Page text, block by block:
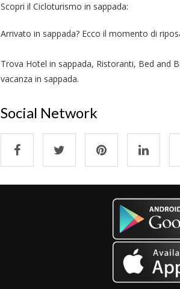
Scopri il Cicloturismo in sappada:
Arrivato in sappada? Ecco il momento di
Trova Hotel in sappada, Ristoranti, Bed and
vacanza in sappada.
Social Network